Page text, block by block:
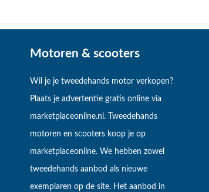
Motoren & scooters
Wil je je tweedehands motor verkopen?
Plaats je advertentie gratis online via
marketplaceonline.nl. Tweedehands
motoren en scooters koop je op
marketplaceonline. We hebben zowel
tweedehands aanbod als nieuwe
exemplaren op de site. Het aanbod in